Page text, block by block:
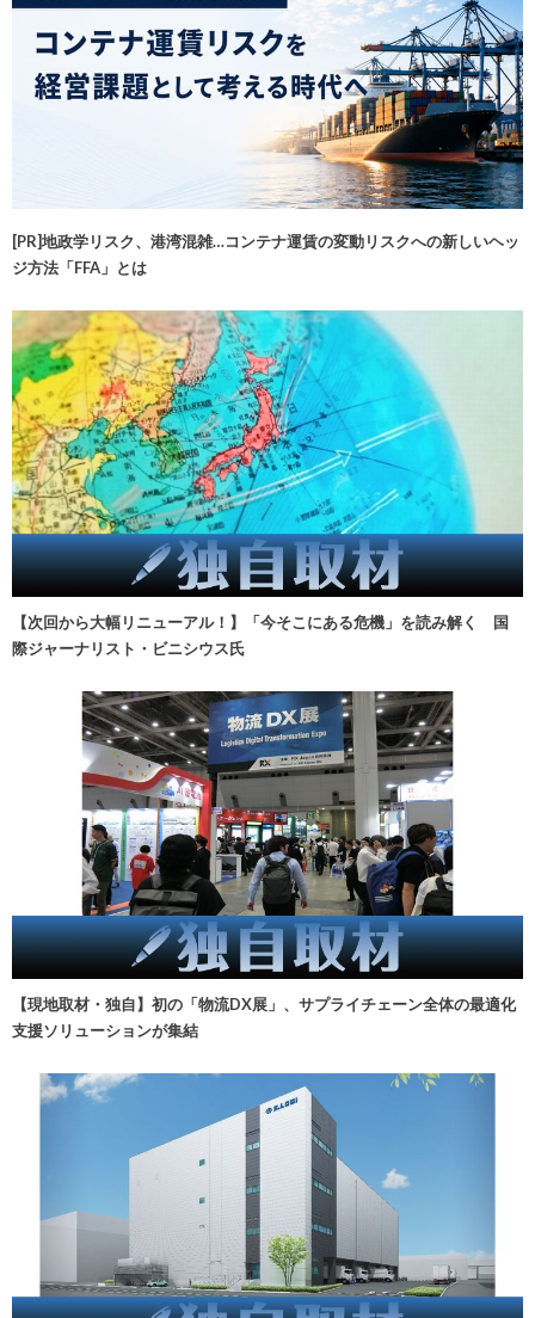
[PR]地政学リスク、港湾混雑…コンテナ運賃の変動リスクへの新しいヘッ
ジ方法「FFA」とは
【次回から大幅リニューアル！】「今そこにある危機」を読み解く 国
際ジャーナリスト・ビニシウス氏
【現地取材・独自】初の「物流DX展」、サプライチェーン全体の最適化
支援ソリューションが集結